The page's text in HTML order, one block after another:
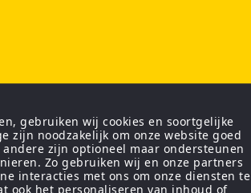
gebruiken wij cookies en soortgelijke
zijn noodzakelijk om onze website goed
zijn optioneel maar ondersteunen
Zo gebruiken wij en onze partners
interacties met ons om onze diensten te
ook het personaliseren van inhoud of